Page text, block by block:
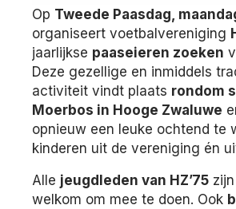
Op Tweede Paasdag,
organiseert voetbalvereniging
jaarlijkse paaseieren zoeken
Deze gezellige en inmiddels
activiteit vindt plaats rondom
Moerbos in Hooge Zwaluwe
opnieuw een leuke ochtend te
kinderen uit de vereniging én
Alle jeugdleden van HZ’75
welkom om mee te doen. Ook